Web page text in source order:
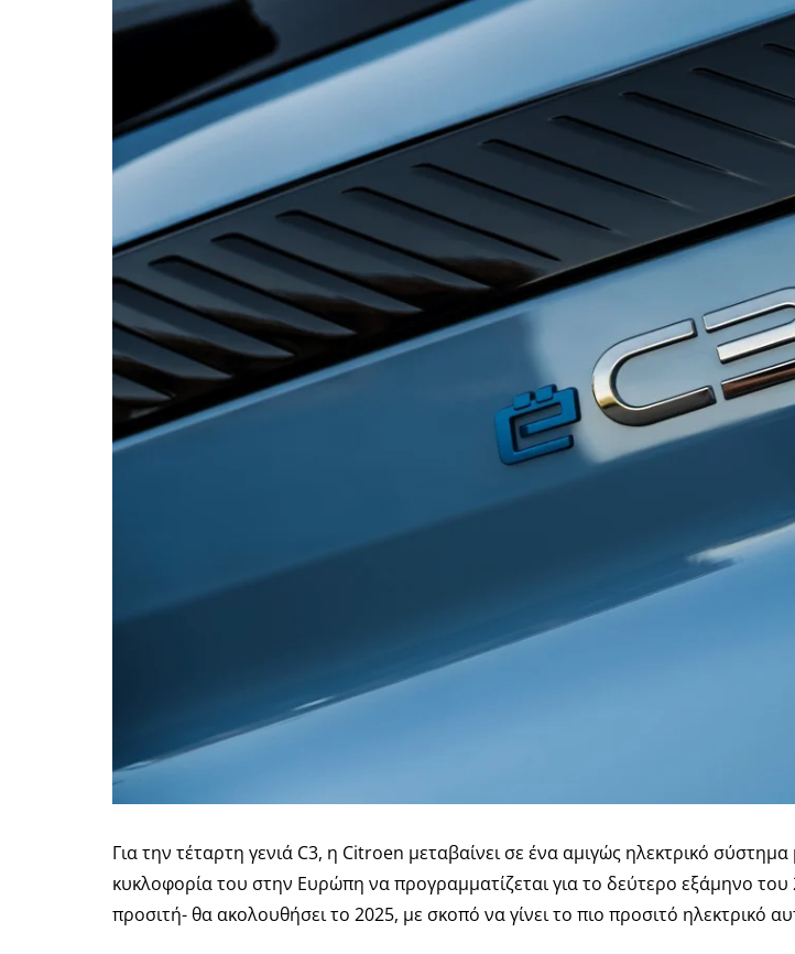
Για την τέταρτη γενιά C3, η Citroen μεταβαίνει σε ένα αμιγώς ηλεκτρικό
κυκλοφορία του στην Ευρώπη να προγραμματίζεται για το δεύτερο εξάμηνο
προσιτή- θα ακολουθήσει το 2025, με σκοπό να γίνει το πιο προσιτό ηλεκτρικό